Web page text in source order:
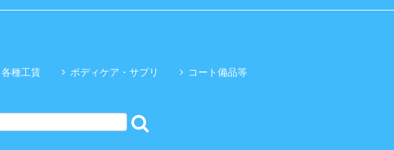
各種工賃 ボディケア・サプリ コート備品等